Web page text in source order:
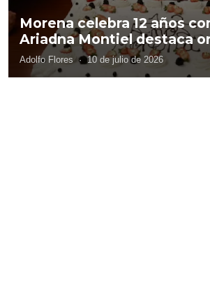
Morena celebra 12 años
Ariadna Montiel destaca
Adolfo Flores · 10 de julio de 2026